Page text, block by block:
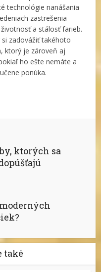
technológie nanášania
zastrešenia
a stálosť farieb.
zadovážiť takéhoto
ktorý je zároveň aj
ho ešte nemáte a
ponúka.
ktorých sa
také